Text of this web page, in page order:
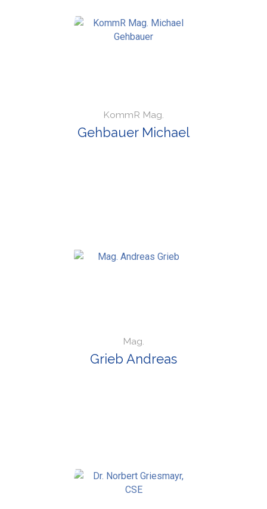
KommR Mag.
Gehbauer Michael
Mag.
Grieb Andreas